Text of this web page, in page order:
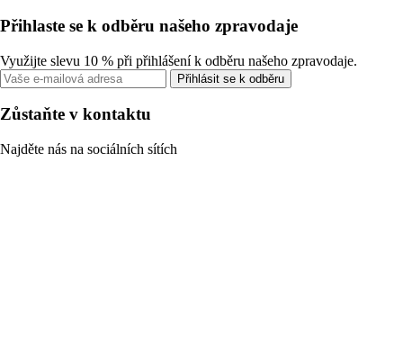
Přihlaste se k odběru našeho zpravodaje
Využijte slevu 10 % při přihlášení k odběru našeho zpravodaje.
Přihlásit se k odběru
Zůstaňte v kontaktu
Najděte nás na sociálních sítích